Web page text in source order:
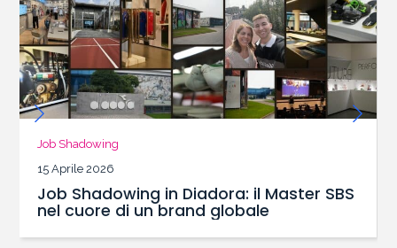
Job Shadowing
15 Aprile 2026
Job Shadowing in Diadora: il Master SBS
nel cuore di un brand globale